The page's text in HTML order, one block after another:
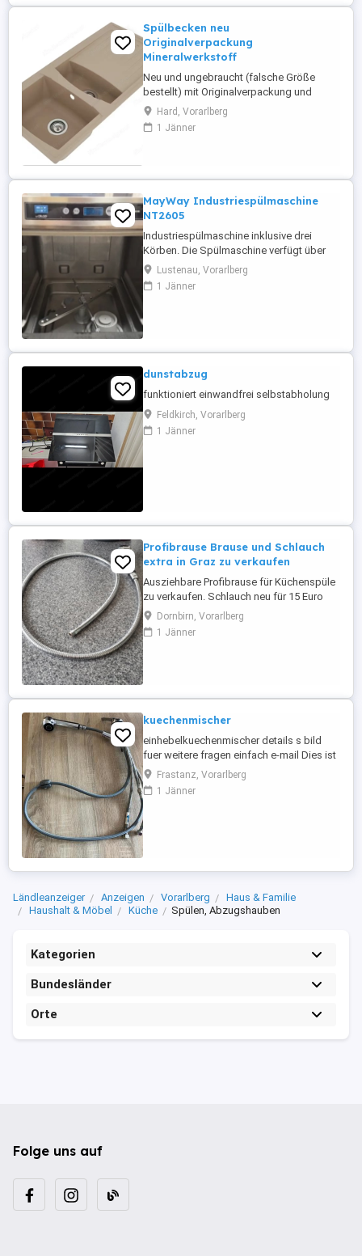
Spülbecken neu
Originalverpackung
Mineralwerkstoff
Neu und ungebraucht (falsche Größe
bestellt) mit Originalverpackung und
sämtlichem Zubehör (Überlaufgarnitur,
Ablaufgarnitur, ...); mit Abtropfbecken und
Abtropffläche, Mineralguss in der Farbe
Hard, Vorarlberg
1 Jänner
MayWay Industriespülmaschine
NT2605
Industriespülmaschine inklusive drei
Körben. Die Spülmaschine verfügt über
zwei integrierte Pumpen für den
Spülmittel- und Klarspülereinzug >
händische Entleerung entfällt somit!
Lustenau, Vorarlberg
1 Jänner
dunstabzug
funktioniert einwandfrei selbstabholung
Feldkirch, Vorarlberg
1 Jänner
Profibrause Brause und Schlauch
extra in Graz zu verkaufen
Ausziehbare Profibrause für Küchenspüle
zu verkaufen. Schlauch neu für 15 Euro
Brause gebraucht aber in einem Top
Zustand für 5 Euro. Zusammen 20 Euro.
Auch einzeln zu haben. Wird in Graz von
Dornbirn, Vorarlberg
1 Jänner
kuechenmischer
einhebelkuechenmischer details s bild
fuer weitere fragen einfach e-mail Dies ist
ein Privatverkauf, keine Garantie,
Rücknahme und Gewährleistung möglich.
Bieten Kaufen Sie nur, wenn Sie
Frastanz, Vorarlberg
1 Jänner
Ländleanzeiger Anzeigen Vorarlberg
Haus & Familie
Haushalt & Möbel
Küche Spülen, Abzugshauben
Kategorien
Bundesländer
Orte
Folge uns auf